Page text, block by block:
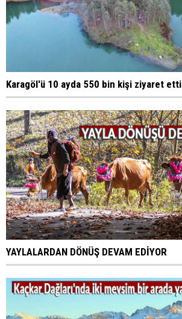
Karagöl'ü 10 ayda 550 bin kişi ziyaret etti
YAYLALARDAN DÖNÜŞ DEVAM EDİYOR